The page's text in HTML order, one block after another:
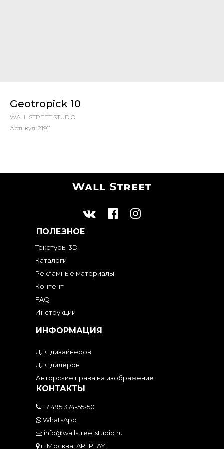
Geotropick 10
WALL STREET STUDIO
Артикул: 21911
ПОЛЕЗНОЕ
Текстуры 3D
Каталоги
Рекламные материалы
Контент
FAQ
Инструкции
ИНФОРМАЦИЯ
Для дизайнеров
Для дилеров
Авторские права на изображение
КОНТАКТЫ
+7 495 374-55-50
WhatsApp
info@wallstreetstudio.ru
г. Москва, ARTPLAY,